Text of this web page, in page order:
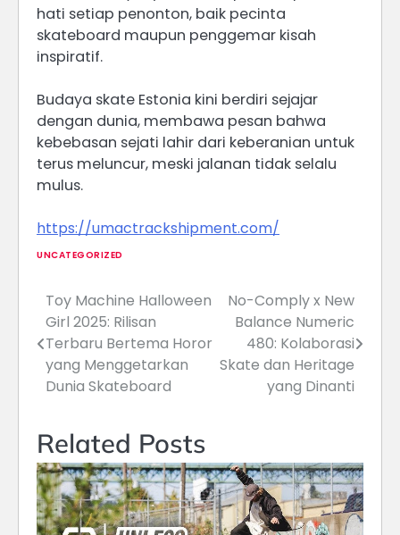
hati setiap penonton, baik pecinta
skateboard maupun penggemar kisah
inspiratif.
Budaya skate Estonia kini berdiri sejajar
dengan dunia, membawa pesan bahwa
kebebasan sejati lahir dari keberanian untuk
terus meluncur, meski jalanan tidak selalu
mulus.
https://umactrackshipment.com/
UNCATEGORIZED
Post
navigation
Toy Machine Halloween
Girl 2025: Rilisan
Terbaru Bertema Horor
yang Menggetarkan
Dunia Skateboard
No-Comply x New
Balance Numeric
480: Kolaborasi
Skate dan Heritage
yang Dinanti
Related Posts